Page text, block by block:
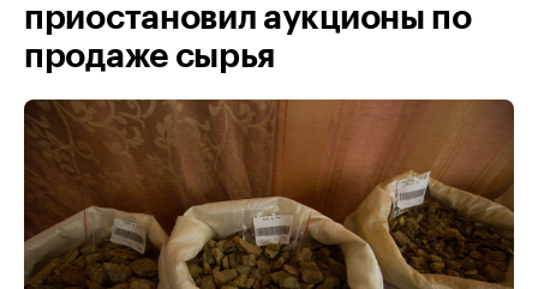
приостановил аукционы по
продаже сырья